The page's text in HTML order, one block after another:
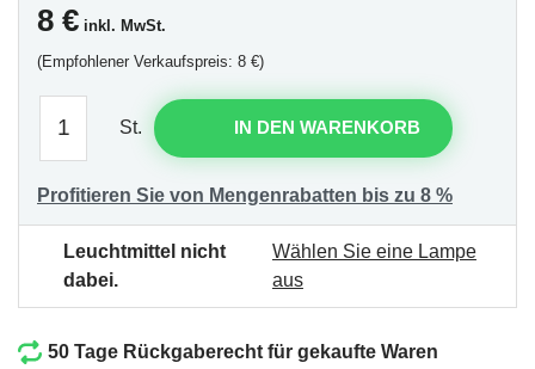
8 € inkl. MwSt.
(Empfohlener Verkaufspreis: 8 €)
St. IN DEN WARENKORB
Profitieren Sie von Mengenrabatten bis zu 8 %
Leuchtmittel nicht
dabei.
Wählen Sie eine Lampe
aus
50 Tage Rückgaberecht für gekaufte Waren